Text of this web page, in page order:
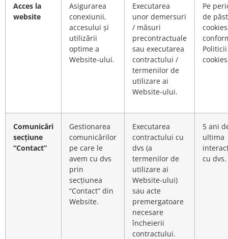
Acces la
website
Asigurarea
conexiunii,
accesului și
utilizării
optime a
Website-ului.
Executarea
unor demersuri
/ măsuri
precontractuale
sau executarea
contractului /
termenilor de
utilizare ai
Website-ului.
Pe
de
cookies
Comunicări
secțiune
“Contact”
Gestionarea
comunicărilor
pe care le
avem cu dvs
prin
secțiunea
“Contact” din
Website.
Executarea
contractului cu
dvs (a
termenilor de
utilizare ai
Website-ului)
sau acte
premergatoare
necesare
încheierii
contractului.
5 ani
ultima
cu dvs.